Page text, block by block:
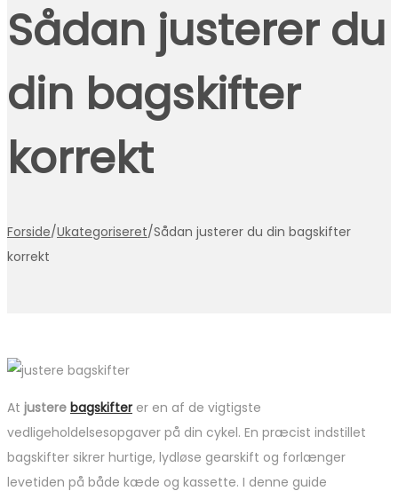
Sådan justerer du
din bagskifter
korrekt
Forside/Ukategoriseret/Sådan justerer du din bagskifter
korrekt
At justere bagskifter er en af de vigtigste
vedligeholdelsesopgaver på din cykel. En præcist indstillet
bagskifter sikrer hurtige, lydløse gearskift og forlænger
levetiden på både kæde og kassette. I denne guide